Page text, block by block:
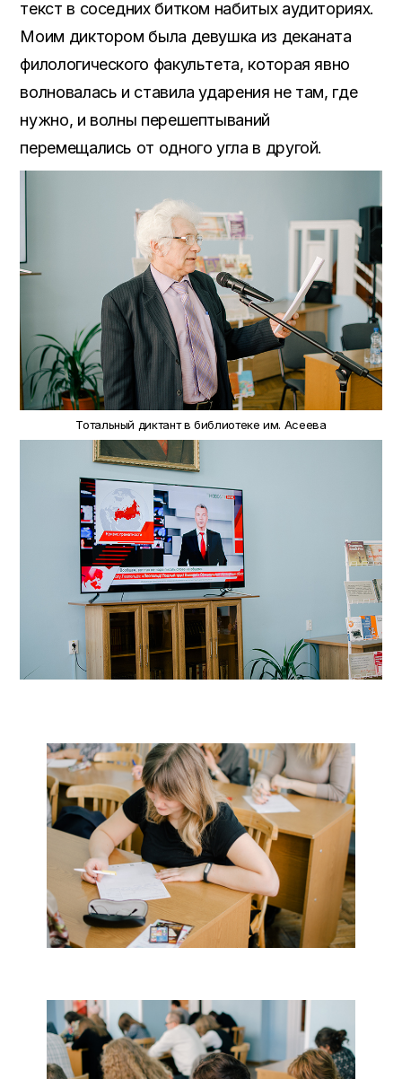
текст в соседних битком набитых аудиториях.
Моим диктором была девушка из деканата
филологического факультета, которая явно
волновалась и ставила ударения не там, где
нужно, и волны перешептываний
перемещались от одного угла в другой.
Тотальный диктант в библиотеке им. Асеева